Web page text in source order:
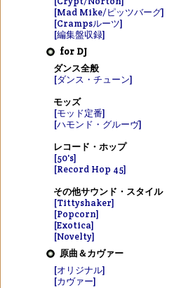
[Mad Mike/ピッツバーグ]
[Crampsルーツ]
[編集盤収録]
for DJ
ダンス全般
[ダンス・チューン]
モッズ
[モッド定番]
[ハモンド・グルーヴ]
レコード・ホップ
[50's]
[Record Hop 45]
その他サウンド・スタイル
[Tittyshaker]
[Popcorn]
[Exotica]
[Novelty]
原曲＆カヴァー
[オリジナル]
[カヴァー]